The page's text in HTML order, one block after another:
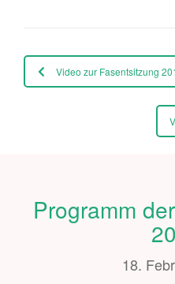
Video zur Fasentsitzung
Programm
18.